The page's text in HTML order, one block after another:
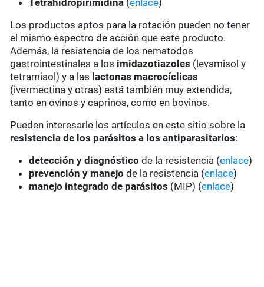
Tetrahidropirimidina (enlace)
Los productos aptos para la rotación pueden no tener
el mismo espectro de acción que este producto.
Además, la resistencia de los nematodos
gastrointestinales a los imidazotiazoles (levamisol y
tetramisol) y a las lactonas macrocíclicas
(ivermectina y otras) está también muy extendida,
tanto en ovinos y caprinos, como en bovinos.
Pueden interesarle los artículos en este sitio sobre la
resistencia de los parásitos a los antiparasitarios:
detección y diagnóstico de la resistencia (enlace)
prevención y manejo de la resistencia (enlace)
manejo integrado de parásitos (MIP) (enlace)